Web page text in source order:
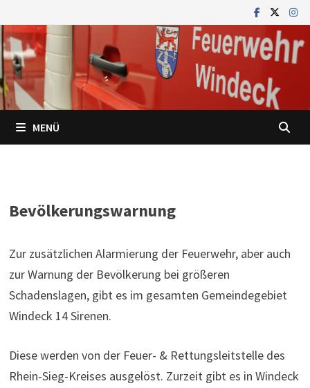
Inhalt
springen
MENÜ
Bevölkerungswarnung
Zur zusätzlichen Alarmierung der Feuerwehr, aber auch
zur Warnung der Bevölkerung bei größeren
Schadenslagen, gibt es im gesamten Gemeindegebiet
Windeck 14 Sirenen.
Diese werden von der Feuer- & Rettungsleitstelle des
Rhein-Sieg-Kreises ausgelöst. Zurzeit gibt es in Windeck